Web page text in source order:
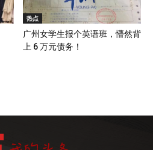
热点
广州女学生报个英语班，懵然背
上 6 万元债务！